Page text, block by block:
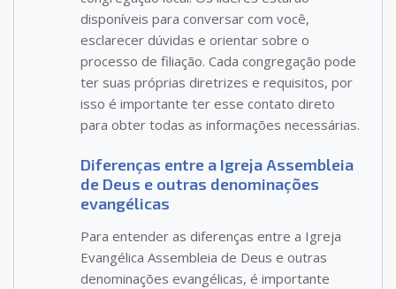
disponíveis para conversar com você,
esclarecer dúvidas e orientar sobre o
processo de filiação. Cada congregação pode
ter suas próprias diretrizes e requisitos, por
isso é importante ter esse contato direto
para obter todas as informações necessárias.
Diferenças entre a Igreja Assembleia
de Deus e outras denominações
evangélicas
Para entender as diferenças entre a Igreja
Evangélica Assembleia de Deus e outras
denominações evangélicas, é importante